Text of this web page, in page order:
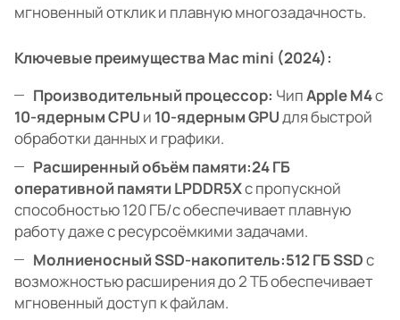
мгновенный отклик и плавную многозадачность.
Ключевые преимущества Mac mini (2024):
Производительный процессор: ЧипApple M4с
10-ядерным CPU и 10-ядерным GPUдля быстрой
обработки данных и графики.
Расширенный объём памяти:24 ГБ
оперативной памяти LPDDR5Xс пропускной
способностью 120 ГБ/с обеспечивает плавную
работу даже с ресурсоёмкими задачами.
Молниеносный SSD-накопитель:512 ГБ SSDс
возможностью расширения до 2 ТБ обеспечивает
мгновенный доступ к файлам.